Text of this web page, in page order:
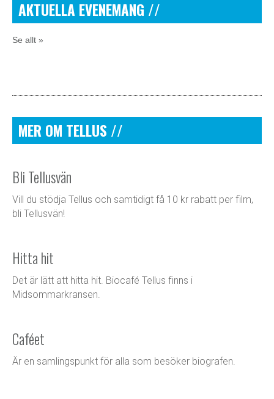
AKTUELLA EVENEMANG //
Se allt »
MER OM TELLUS //
Bli Tellusvän
Vill du stödja Tellus och samtidigt få 10 kr rabatt per film,
bli Tellusvän!
Hitta hit
Det är lätt att hitta hit. Biocafé Tellus finns i
Midsommarkransen.
Caféet
Är en samlingspunkt för alla som besöker biografen.